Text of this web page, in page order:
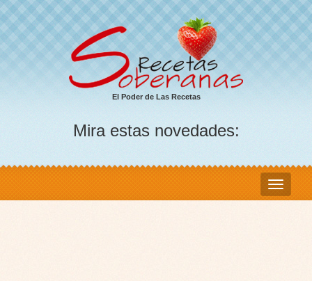
El Poder de Las Recetas
Mira estas novedades: